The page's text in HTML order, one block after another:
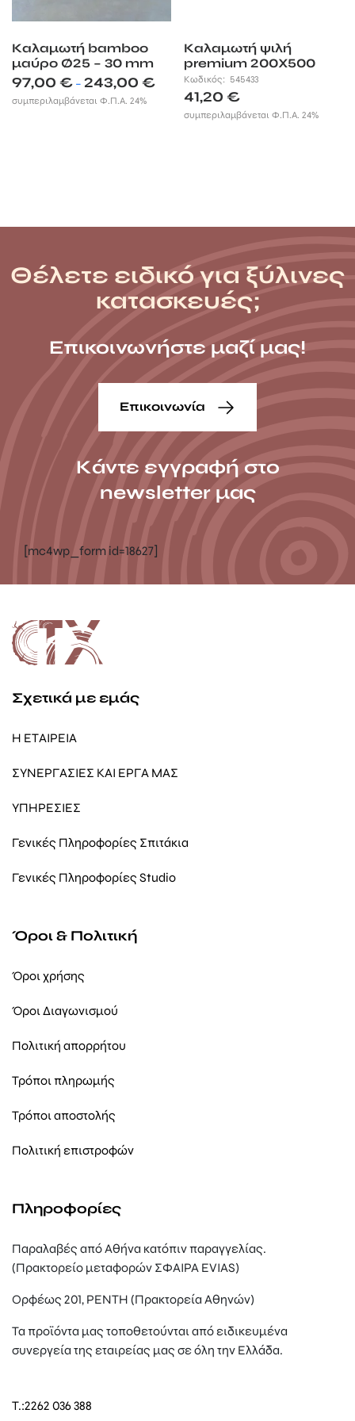
Καλαμωτή bamboo
μαύρο Ø25 – 30 mm
97,00 € – 243,00 €
range:
97,00 €
συμπεριλαμβάνεται Φ.Π.Α. 24%
Καλαμωτή ψιλή
premium 200X500
Κωδικός: 545433
41,20€
συμπεριλαμβάνεται Φ.Π.Α. 24%
Θέλετε ειδικό για ξύλινες
κατασκευές;
Επικοινωνήστε μαζί μας!
Επικοινωνία
Κάντε εγγραφή στο
newsletter μας
[mc4wp_form id=18627]
Σχετικά με εμάς
Η ΕΤΑΙΡΕΙΑ
ΣΥΝΕΡΓΑΣΙΕΣ ΚΑΙ ΕΡΓΑ ΜΑΣ
ΥΠΗΡΕΣΙΕΣ
Γενικές Πληροφορίες Σπιτάκια
Γενικές Πληροφορίες Studio
Όροι & Πολιτική
Όροι χρήσης
Όροι Διαγωνισμού
Πολιτική απορρήτου
Τρόποι πληρωμής
Τρόποι αποστολής
Πολιτική επιστροφών
Πληροφορίες
Παραλαβές από Αθήνα κατόπιν παραγγελίας.
(Πρακτορείο μεταφορών ΣΦΑΙΡΑ EVIAS)
Ορφέως 201, ΡΕΝΤΗ (Πρακτορεία Αθηνών)
Τα προϊόντα μας τοποθετούνται από ειδικευμένα
συνεργεία της εταιρείας μας σε όλη την Ελλάδα.
T.:2262 036 388